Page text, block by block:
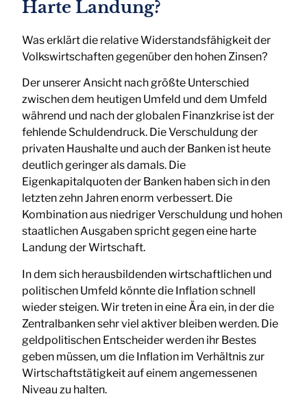
Harte Landung?
Was erklärt die relative Widerstandsfähigkeit der
Volkswirtschaften gegenüber den hohen Zinsen?
Der unserer Ansicht nach größte Unterschied
zwischen dem heutigen Umfeld und dem Umfeld
während und nach der globalen Finanzkrise ist der
fehlende Schuldendruck. Die Verschuldung der
privaten Haushalte und auch der Banken ist heute
deutlich geringer als damals. Die
Eigenkapitalquoten der Banken haben sich in den
letzten zehn Jahren enorm verbessert. Die
Kombination aus niedriger Verschuldung und hohen
staatlichen Ausgaben spricht gegen eine harte
Landung der Wirtschaft.
In dem sich herausbildenden wirtschaftlichen und
politischen Umfeld könnte die Inflation schnell
wieder steigen. Wir treten in eine Ära ein, in der die
Zentralbanken sehr viel aktiver bleiben werden. Die
geldpolitischen Entscheider werden ihr Bestes
geben müssen, um die Inflation im Verhältnis zur
Wirtschaftstätigkeit auf einem angemessenen
Niveau zu halten.